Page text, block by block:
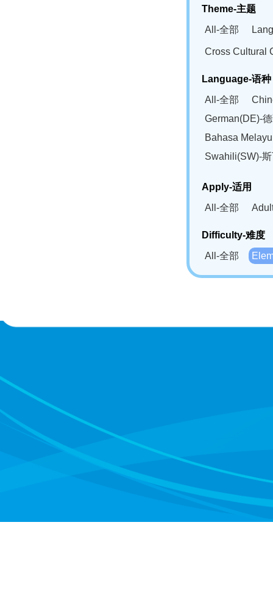
Theme-主题
All-全部
Cross Cultural
Language-语种
All-全部
German(DE)-
Bahasa
Swahili(SW)-
Apply-适用
All-全部
Difficulty-难度
All-全部